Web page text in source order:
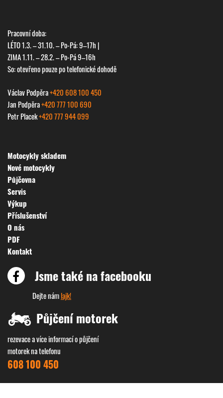
Pracovní doba:
LÉTO 1.3. – 31.10. – Po-Pá: 9–17h |
ZIMA 1.11. – 28.2. – Po-Pá 9–16h
So: otevřeno pouze po telefonické dohodě
Václav Podpěra+420 608 100 450
Jan Podpěra+420 777 100 690
Petr Placek+420 777 944 099
Motocykly skladem
Nové motocykly
Půjčovna
Servis
Výkup
Příslušenství
O nás
PDF
Kontakt
Jsme také na facebooku
Dejte námlajk!
Půjčení motorek
rezevace a více informací o půjčení
motorek na telefonu
608 100 450